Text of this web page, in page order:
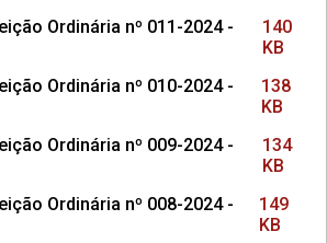
Ordinária nº 011-2024 -
140
KB
Ordinária nº 010-2024 -
138
KB
Ordinária nº 009-2024 -
134
KB
Ordinária nº 008-2024 -
149
KB